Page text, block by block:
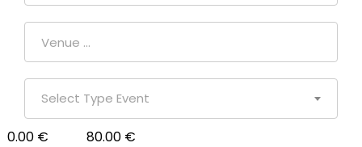
Select Type Event
0.00 € 80.00 €